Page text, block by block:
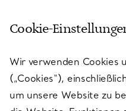
KUNDENSERVICE
SERVICES
Cookie-
Wir verwenden Cookies
(„Cookies“),
um unsere Website zu